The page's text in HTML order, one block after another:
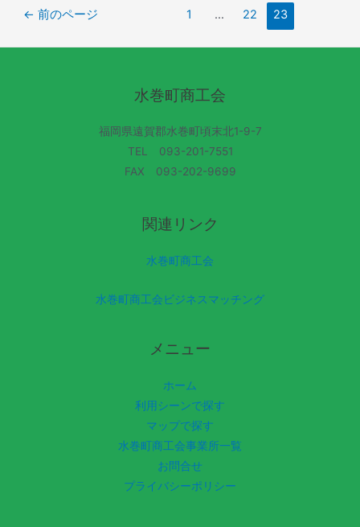
← 前のページ 1 … 22 23
水巻町商工会
福岡県遠賀郡水巻町頃末北1-9-7
TEL 093-201-7551
FAX 093-202-9699
関連リンク
水巻町商工会
水巻町商工会ビジネスマッチング
メニュー
ホーム
利用シーンで探す
マップで探す
水巻町商工会事業所一覧
お問合せ
プライバシーポリシー